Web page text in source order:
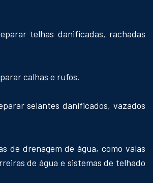
telhas danificadas, rachadas
calhas e rufos.
selantes danificados, vazados
de drenagem de água, como valas
de água e sistemas de telhado